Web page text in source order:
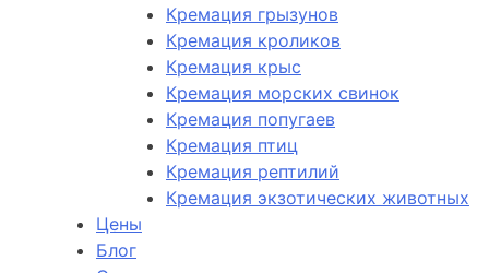
Кремация грызунов
Кремация кроликов
Кремация крыс
Кремация морских свинок
Кремация попугаев
Кремация птиц
Кремация рептилий
Кремация экзотических животных
Цены
Блог